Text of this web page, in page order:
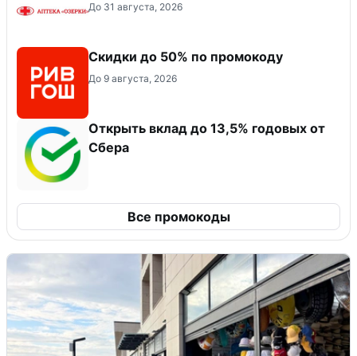
До 31 августа, 2026
Скидки до 50% по промокоду
До 9 августа, 2026
Открыть вклад до 13,5% годовых от
Сбера
Все промокоды